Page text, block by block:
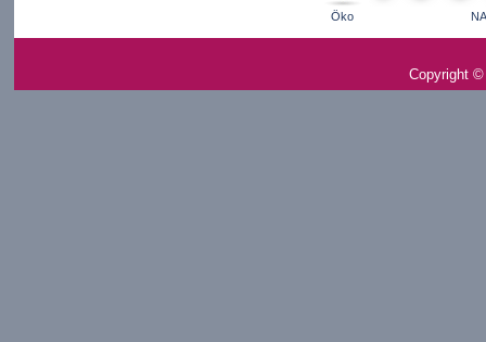
Öko
Copyright